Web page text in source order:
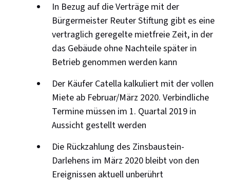
In Bezug auf die Verträge mit der
Bürgermeister Reuter Stiftung gibt es eine
vertraglich geregelte mietfreie Zeit, in der
das Gebäude ohne Nachteile später in
Betrieb genommen werden kann
Der Käufer Catella kalkuliert mit der vollen
Miete ab Februar/März 2020. Verbindliche
Termine müssen im 1. Quartal 2019 in
Aussicht gestellt werden
Die Rückzahlung des Zinsbaustein-
Darlehens im März 2020 bleibt von den
Ereignissen aktuell unberührt